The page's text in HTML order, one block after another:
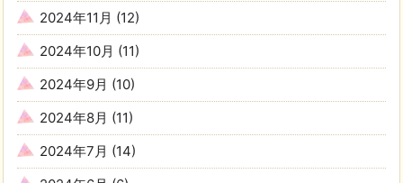
2024年11月 (12)
2024年10月 (11)
2024年9月 (10)
2024年8月 (11)
2024年7月 (14)